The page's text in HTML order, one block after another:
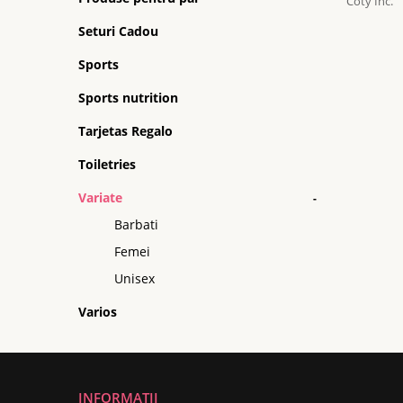
Seturi Cadou
Sports
Sports nutrition
Tarjetas Regalo
Toiletries
Variate
-
Barbati
Femei
Unisex
Varios
INFORMATII